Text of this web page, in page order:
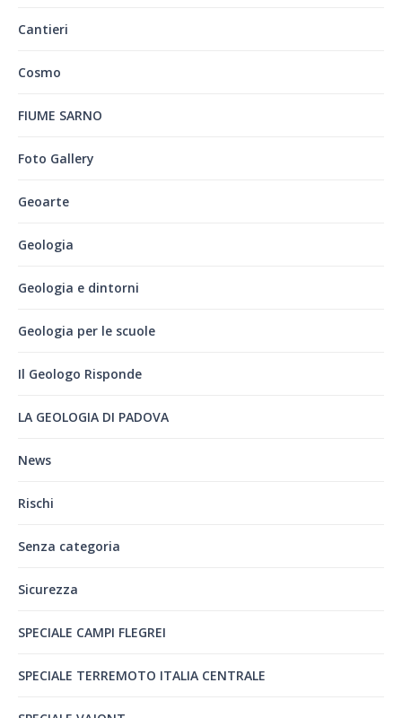
Cantieri
Cosmo
FIUME SARNO
Foto Gallery
Geoarte
Geologia
Geologia e dintorni
Geologia per le scuole
Il Geologo Risponde
LA GEOLOGIA DI PADOVA
News
Rischi
Senza categoria
Sicurezza
SPECIALE CAMPI FLEGREI
SPECIALE TERREMOTO ITALIA CENTRALE